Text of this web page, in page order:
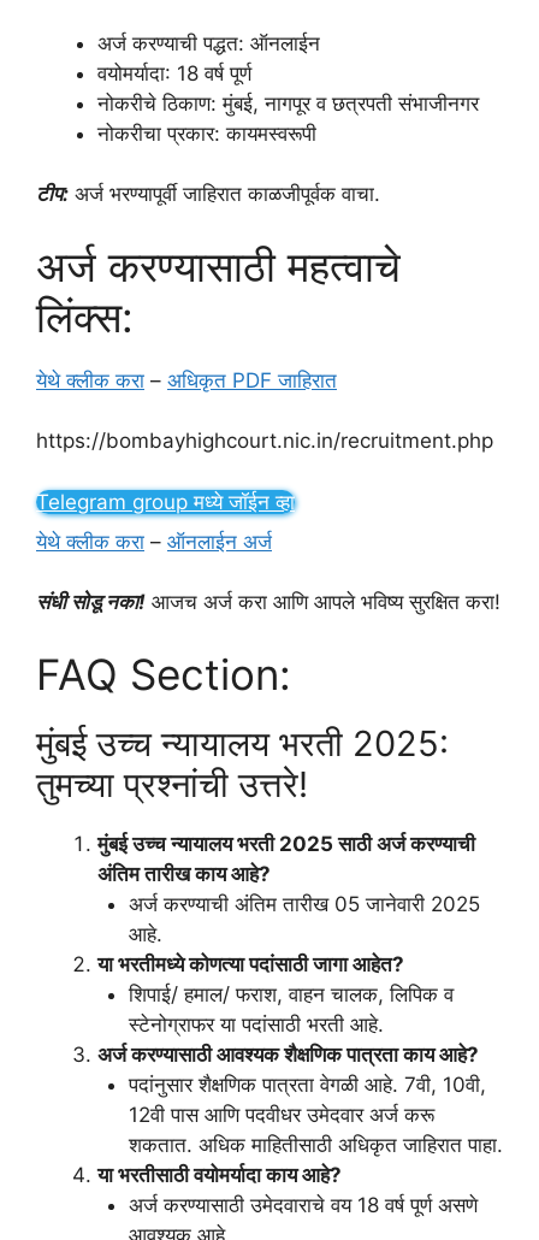
अर्ज करण्याची पद्धत: ऑनलाईन
वयोमर्यादा: 18 वर्ष पूर्ण
नोकरीचे ठिकाण: मुंबई, नागपूर व छत्रपती संभाजीनगर
नोकरीचा प्रकार: कायमस्वरूपी
टीप: अर्ज भरण्यापूर्वी जाहिरात काळजीपूर्वक वाचा.
अर्ज करण्यासाठी महत्वाचे
लिंक्स:
येथे क्लीक करा – अधिकृत PDF जाहिरात
https://bombayhighcourt.nic.in/recruitment.php
Telegram group मध्ये जॉईन व्हा
येथे क्लीक करा – ऑनलाईन अर्ज
संधी सोडू नका! आजच अर्ज करा आणि आपले भविष्य सुरक्षित करा!
FAQ Section:
मुंबई उच्च न्यायालय भरती 2025:
तुमच्या प्रश्नांची उत्तरे!
मुंबई उच्च न्यायालय भरती 2025 साठी अर्ज करण्याची
अंतिम तारीख काय आहे?
अर्ज करण्याची अंतिम तारीख 05 जानेवारी 2025
आहे.
या भरतीमध्ये कोणत्या पदांसाठी जागा आहेत?
शिपाई/ हमाल/ फराश, वाहन चालक, लिपिक व
स्टेनोग्राफर या पदांसाठी भरती आहे.
अर्ज करण्यासाठी आवश्यक शैक्षणिक पात्रता काय आहे?
पदांनुसार शैक्षणिक पात्रता वेगळी आहे. 7वी, 10वी,
12वी पास आणि पदवीधर उमेदवार अर्ज करू
शकतात. अधिक माहितीसाठी अधिकृत जाहिरात पाहा.
या भरतीसाठी वयोमर्यादा काय आहे?
अर्ज करण्यासाठी उमेदवाराचे वय 18 वर्ष पूर्ण असणे
आवश्यक आहे.